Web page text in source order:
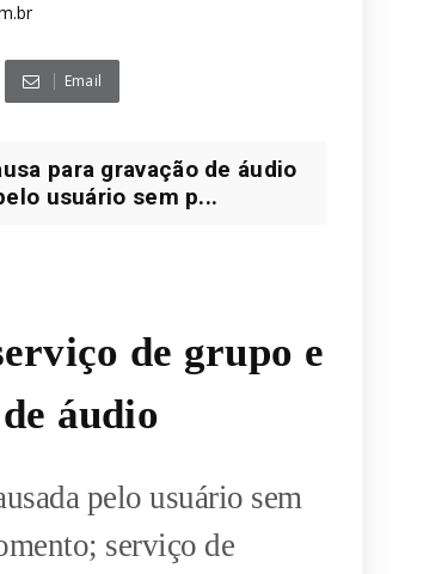
Email
para gravação de áudio
usuário sem p...
de grupo e
áudio
pelo usuário sem
serviço de